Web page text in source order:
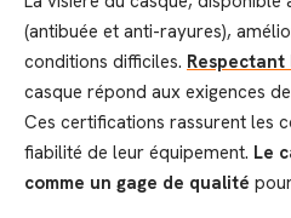
(antibuée et anti-rayures),
conditions difficiles. Respectant
casque répond aux exigences
Ces certifications rassurent les
fiabilité de leur équipement. Le
comme un gage de qualité